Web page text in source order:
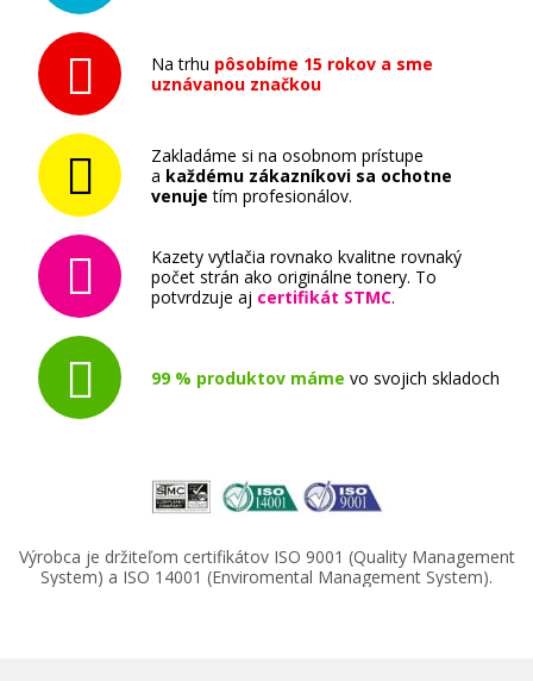
Na trhu pôsobíme 15 rokov a sme
uznávanou značkou
Zakladáme si na osobnom prístupe
a každému zákazníkovi sa ochotne
venuje tím profesionálov.
Kazety vytlačia rovnako kvalitne rovnaký
počet strán ako originálne tonery. To
potvrdzuje aj certifikát STMC.
99 % produktov máme vo svojich skladoch
Výrobca je držiteľom certifikátov ISO 9001 (Quality Management
System) a ISO 14001 (Enviromental Management System).